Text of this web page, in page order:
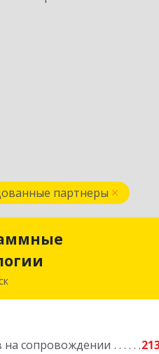
партнеры
на сопровождении
Программные